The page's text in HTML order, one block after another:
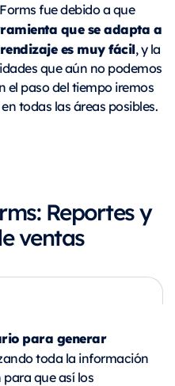
fue debido a que
que se adapta a
es muy fácil, y la
que aún no podemos
el paso del tiempo iremos
todas las áreas posibles.
Reportes y
ventas
para generar
toda la información
que así los